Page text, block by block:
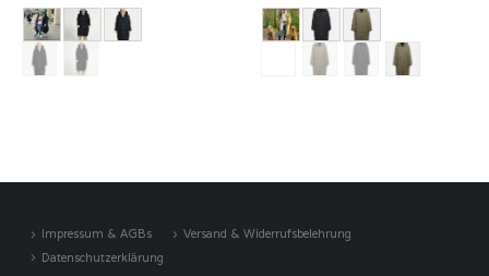
Impressum & AGBs
Versand & Widerrufsbelehrung
Datenschutzerklärung